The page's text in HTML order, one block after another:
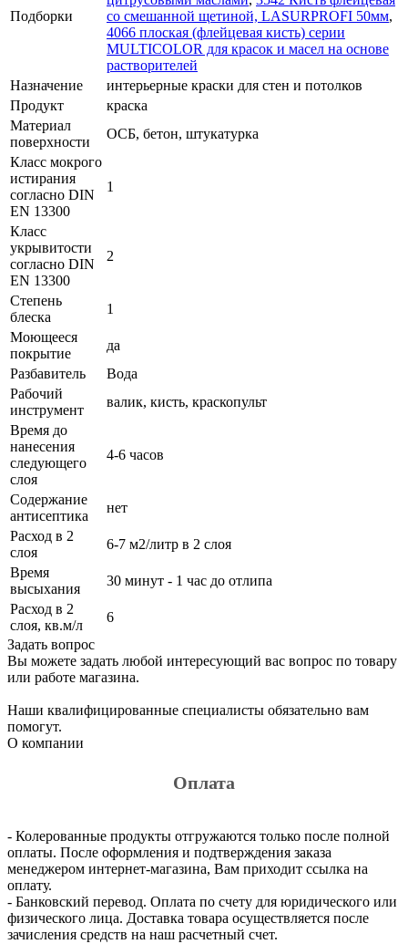
Подборки
со смешанной щетиной, LASURPROFI 50мм,
4066 плоская (флейцевая кисть) серии
MULTICOLOR для красок и масел на основе
растворителей
Назначение
интерьерные краски для стен и потолков
Продукт
краска
Материал
поверхности
ОСБ, бетон, штукатурка
Класс мокрого
истирания
согласно DIN
EN 13300
1
Класс
укрывитости
согласно DIN
EN 13300
2
Степень
блеска
1
Моющееся
покрытие
да
Разбавитель
Вода
Рабочий
инструмент
валик, кисть, краскопульт
Время до
нанесения
следующего
слоя
4-6 часов
Содержание
антисептика
нет
Расход в 2
слоя
6-7 м2/литр в 2 слоя
Время
высыхания
30 минут - 1 час до отлипа
Расход в 2
слоя, кв.м/л
6
Задать вопрос
Вы можете задать любой интересующий вас вопрос по товару
или работе магазина.
Наши квалифицированные специалисты обязательно вам
помогут.
О компании
Оплата
- Колерованные продукты отгружаются только после полной
оплаты. После оформления и подтверждения заказа
менеджером интернет-магазина, Вам приходит ссылка на
оплату.
- Банковский перевод. Оплата по счету для юридического или
физического лица. Доставка товара осуществляется после
зачисления средств на наш расчетный счет.